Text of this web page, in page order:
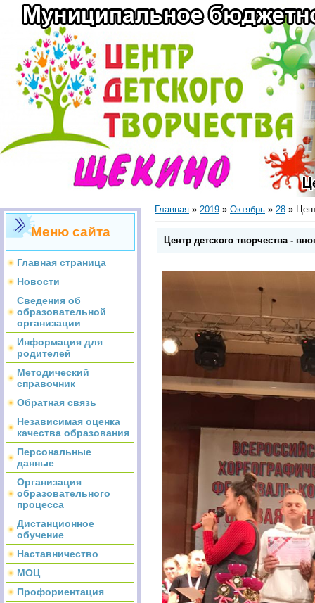
Меню сайта
Главная страница
Новости
Сведения об
образовательной
организации
Информация для
родителей
Методический
справочник
Обратная связь
Независимая оценка
качества образования
Персональные
данные
Организация
образовательного
процесса
Дистанционное
обучение
Наставничество
МОЦ
Профориентация
Главная » 2019 » Октябрь » 28 »
Центр детского творчества -